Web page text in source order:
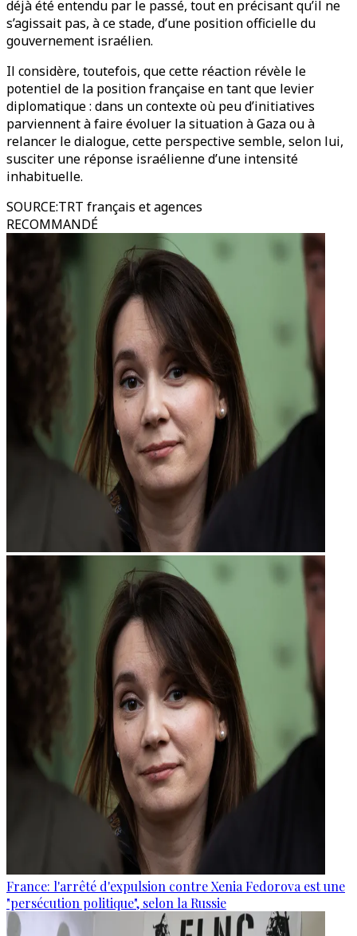
déjà été entendu par le passé, tout en précisant qu’il ne
s’agissait pas, à ce stade, d’une position officielle du
gouvernement israélien.
Il considère, toutefois, que cette réaction révèle le
potentiel de la position française en tant que levier
diplomatique : dans un contexte où peu d’initiatives
parviennent à faire évoluer la situation à Gaza ou à
relancer le dialogue, cette perspective semble, selon lui,
susciter une réponse israélienne d’une intensité
inhabituelle.
SOURCE:TRT français et agences
RECOMMANDÉ
France: l'arrêté d'expulsion contre Xenia Fedorova est une
"persécution politique", selon la Russie